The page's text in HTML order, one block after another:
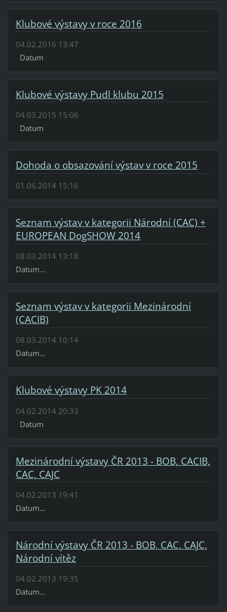
Klubové výstavy v roce 2016
04.02.2016 13:47
Datum
Klubové výstavy Pudl klubu 2015
04.03.2015 15:06
Datum
Dohoda o obsazování výstav v roce 2015
01.06.2014 15:16
Seznam výstav v kategorii Národní (CAC) +
EUROPEAN DogSHOW 2014
08.03.2014 13:18
Datum...
Seznam výstav v kategorii Mezinárodní
(CACIB)
08.03.2014 10:14
Datum...
Klubové výstavy PK 2014
04.02.2014 20:33
Datum
Mezinárodní výstavy ČR 2013 - BOB, CACIB,
CAC, CAJC
04.02.2013 19:41
Datum...
Národní výstavy ČR 2013 - BOB, CAC, CAJC,
Národní vítěz
04.02.2013 19:35
Datum...